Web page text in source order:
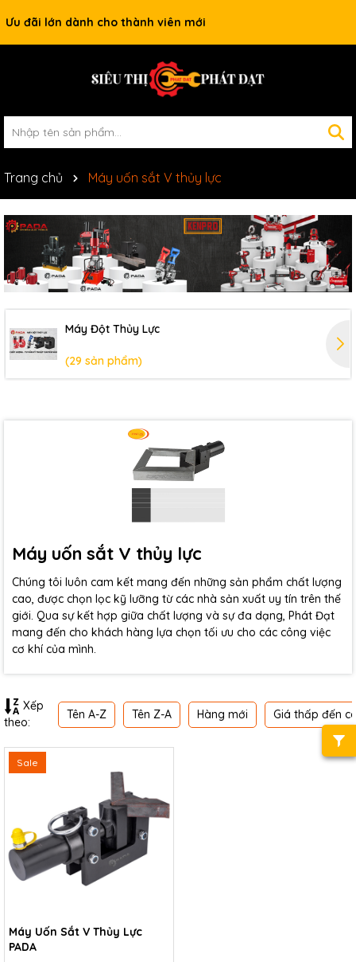
Ưu đãi lớn dành cho thành viên mới
Trang chủ Máy uốn sắt V thủy lực
Máy Đột Thủy Lực
(29 sản phẩm)
Máy uốn sắt V thủy lực
Chúng tôi luôn cam kết mang đến những sản phẩm chất lượng
cao, được chọn lọc kỹ lưỡng từ các nhà sản xuất uy tín trên thế
giới. Qua sự kết hợp giữa chất lượng và sự đa dạng, Phát Đạt
mang đến cho khách hàng lựa chọn tối ưu cho các công việc
cơ khí của mình.
Xếp
theo:
Tên A-Z Tên Z-A Hàng mới Giá thấp đến
Sale
Máy Uốn Sắt V Thủy Lực
PADA